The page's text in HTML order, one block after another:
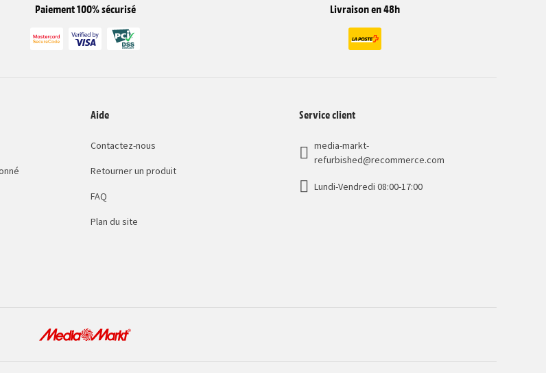
Paiement 100% sécurisé Livraison en 48h
Aide
Contactez-nous
Retourner un produit
FAQ
Plan du site
Service client
media-markt-
refurbished@recommerce.com
Lundi-Vendredi 08:00-17:00